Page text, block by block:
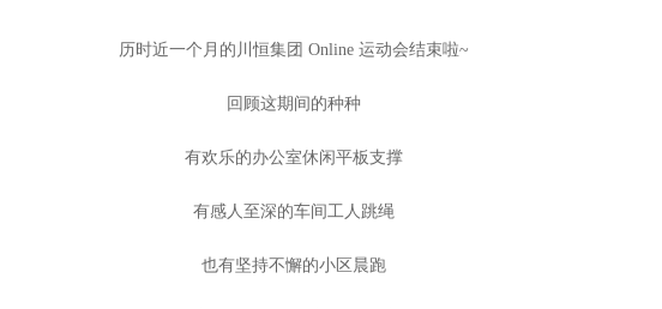
历时近一个月的川恒集团 Online 运动会结束啦~
回顾这期间的种种
有欢乐的办公室休闲平板支撑
有感人至深的车间工人跳绳
也有坚持不懈的小区晨跑